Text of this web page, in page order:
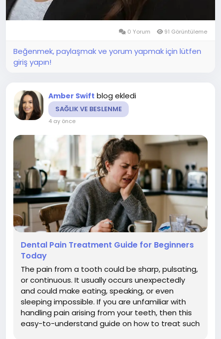
0 Yorum 91 Görüntüleme
Beğenmek, paylaşmak ve yorum yapmak için lütfen
giriş yapın!
Amber Swift blog ekledi
SAĞLIK VE BESLENME
4 ay önce
Dental Pain Treatment Guide for Beginners
Today
The pain from a tooth could be sharp, pulsating,
or continuous. It usually occurs unexpectedly
and could make eating, speaking, or even
sleeping impossible. If you are unfamiliar with
handling pain arising from your teeth, then this
easy-to-understand guide on how to treat such